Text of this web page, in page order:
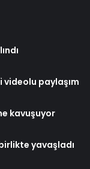
videolu paylaşım
kavuşuyor
yavaşladı